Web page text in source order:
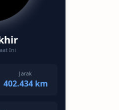
Ini
Jarak
402.434 km